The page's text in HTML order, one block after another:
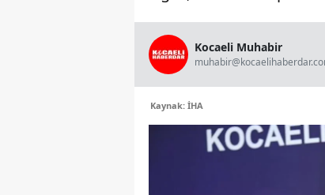
Kocaeli Muhabir
Kaynak: İHA